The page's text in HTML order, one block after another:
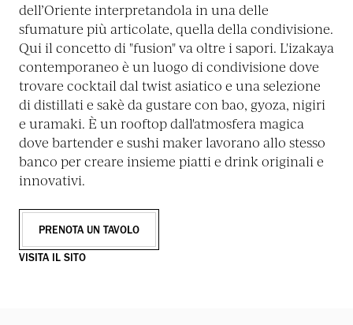
dell’Oriente interpretandola in una delle
sfumature più articolate, quella della condivisione.
Qui il concetto di "fusion" va oltre i sapori. L'izakaya
contemporaneo è un luogo di condivisione dove
trovare cocktail dal twist asiatico e una selezione
di distillati e sakè da gustare con bao, gyoza, nigiri
e uramaki. È un rooftop dall'atmosfera magica
dove bartender e sushi maker lavorano allo stesso
banco per creare insieme piatti e drink originali e
innovativi.
PRENOTA UN TAVOLO
VISITA IL SITO